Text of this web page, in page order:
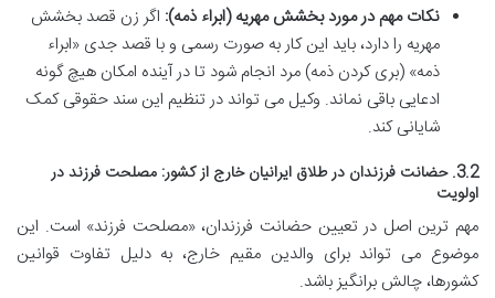
نکات مهم در مورد بخشش مهریه (ابراء ذمه): اگر زن قصد بخشش
مهریه را دارد، باید این کار به صورت رسمی و با قصد جدی «ابراء
ذمه» (بری کردن ذمه) مرد انجام شود تا در آینده امکان هیچ گونه
ادعایی باقی نماند. وکیل می تواند در تنظیم این سند حقوقی کمک
شایانی کند.
3.2. حضانت فرزندان در طلاق ایرانیان خارج از کشور: مصلحت فرزند در
اولویت
مهم ترین اصل در تعیین حضانت فرزندان، «مصلحت فرزند» است. این
موضوع می تواند برای والدین مقیم خارج، به دلیل تفاوت قوانین
کشورها، چالش برانگیز باشد.